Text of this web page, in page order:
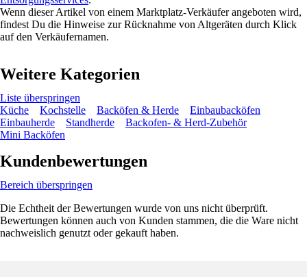
Wenn dieser Artikel von einem Marktplatz-Verkäufer angeboten wird,
findest Du die Hinweise zur Rücknahme von Altgeräten durch Klick
auf den Verkäufernamen.
Weitere Kategorien
Liste überspringen
Küche
Kochstelle Backöfen & Herde
Einbaubacköfen
Einbauherde
Standherde
Backofen- & Herd-Zubehör
Mini Backöfen
Kundenbewertungen
Bereich überspringen
Die Echtheit der Bewertungen wurde von uns nicht überprüft.
Bewertungen können auch von Kunden stammen, die die Ware nicht
nachweislich genutzt oder gekauft haben.